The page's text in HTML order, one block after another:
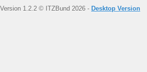
1.2.2 © ITZBund 2026 - Desktop Version